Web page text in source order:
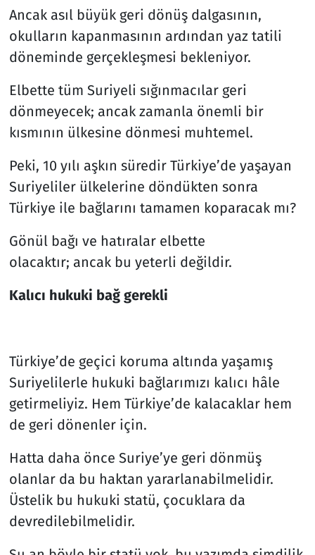
Ancak asıl büyük geri dönüş dalgasının,
okulların kapanmasının ardından yaz tatili
döneminde gerçekleşmesi bekleniyor.
Elbette tüm Suriyeli sığınmacılar geri
dönmeyecek; ancak zamanla önemli bir
kısmının ülkesine dönmesi muhtemel.
Peki, 10 yılı aşkın süredir Türkiye’de yaşayan
Suriyeliler ülkelerine döndükten sonra
Türkiye ile bağlarını tamamen koparacak mı?
Gönül bağı ve hatıralar elbette
olacaktır; ancak bu yeterli değildir.
Kalıcı hukuki bağ gerekli
Türkiye’de geçici koruma altında yaşamış
Suriyelilerle hukuki bağlarımızı kalıcı hâle
getirmeliyiz. Hem Türkiye’de kalacaklar hem
de geri dönenler için.
Hatta daha önce Suriye’ye geri dönmüş
olanlar da bu haktan yararlanabilmelidir.
Üstelik bu hukuki statü, çocuklara da
devredilebilmelidir.